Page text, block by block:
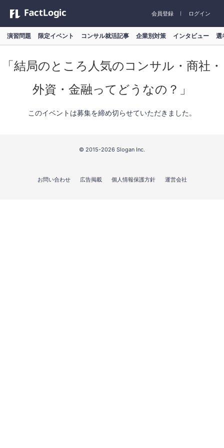
会員登録 ログイン
演習問題 限定イベント コンサル就活記事 企業別対策 インタビュー 選
「結局のところ人気のコンサル・商社・
外資・金融ってどうなの？」
このイベントは募集を締め切らせていただきました。
© 2015-2026 Slogan Inc.
お問い合わせ 広告掲載 個人情報保護方針 運営会社